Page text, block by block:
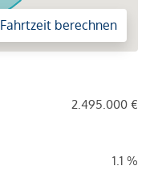
Fahrtzeit berechnen
2.495.000 €
1.1 %